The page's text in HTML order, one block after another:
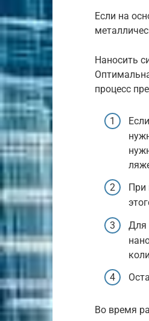
Если на
Наносить
процесс
При
Для
Во время